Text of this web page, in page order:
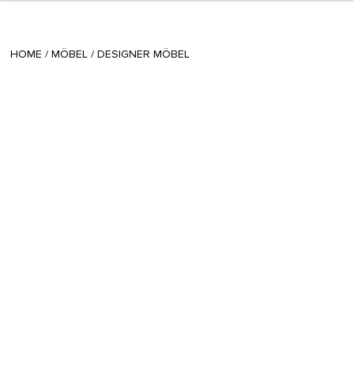
HOME / MÖBEL / DESIGNER MÖBEL